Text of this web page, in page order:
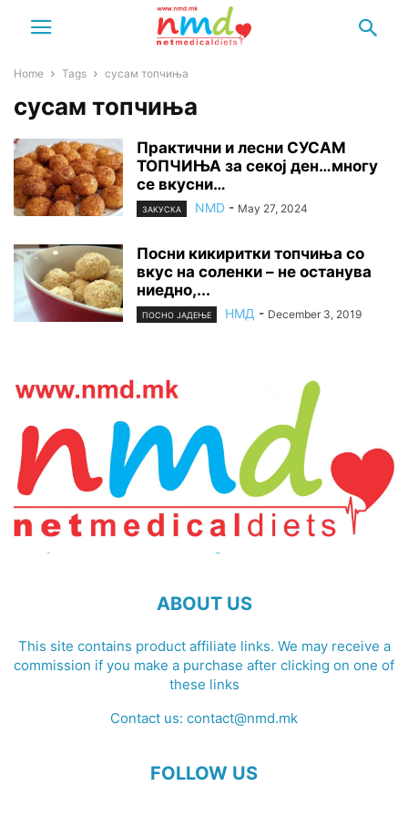
Home Tags сусам топчиња
сусам топчиња
Практични и лесни СУСАМ
ТОПЧИЊА за секој ден…многу
се вкусни…
ЗАКУСКА NMD - May 27, 2024
Посни кикиритки топчиња со
вкус на соленки – не останува
ниедно,...
ПОСНО ЈАДЕЊЕ НМД - December 3, 2019
ABOUT US
This site contains product affiliate links. We may receive a
commission if you make a purchase after clicking on one of
these links
Contact us: contact@nmd.mk
FOLLOW US